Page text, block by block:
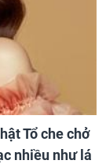
Tổ che chở
nhiều như lá